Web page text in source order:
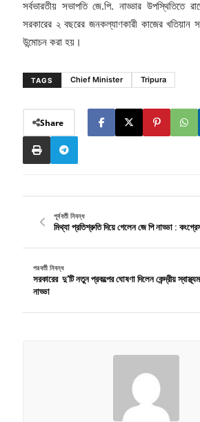
সর্বভারতীয় সভাপতি জে.পি. নাড্ডার উপস্থিতিতে
সরকারের ২ বছরের জনকল্যাণকারী কাজের খতিয়ান
উন্মোচন করা হয়।
TAGS Chief Minister Tripura
Share
পূর্ববর্তী নিবন্ধ
মিথ্যা প্রতিশ্রুতি দিয়ে গেলেন জে পি নাড্ডা :
পরবর্তী নিবন্ধ
সরকারের দু'টি নতুন প্রকল্পের ঘোষণা দিলেন কেন্দ্রীয়
নাড্ডা